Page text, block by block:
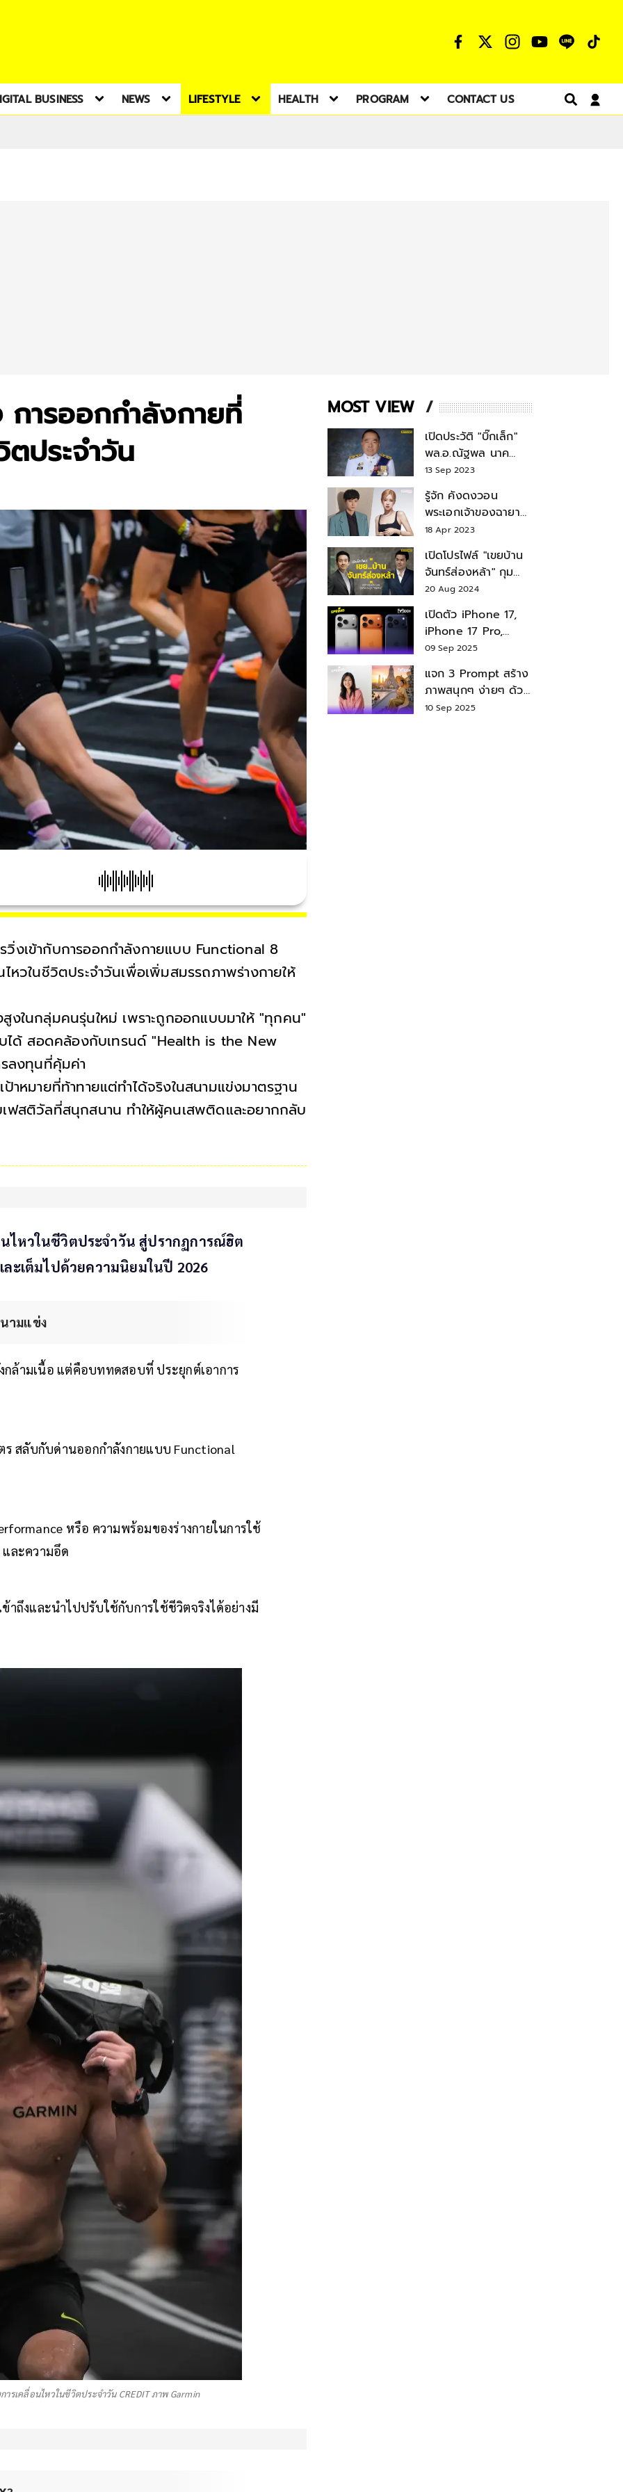
BUSINESS NEWS LIFESTYLE HEALTH PROGRAM CONTACT US
การออกกำลังกายที่
ประจำวัน
งเข้ากับการออกกำลังกายแบบ Functional 8
หวในชีวิตประจำวันเพื่อเพิ่มสมรรถภาพร่างกายให้
งในกลุ่มคนรุ่นใหม่ เพราะถูกออกแบบมาให้ "ทุกคน"
บได้ สอดคล้องกับเทรนด์ "Health is the New
ลงทุนที่คุ้มค่า
าหมายที่ท้าทายแต่ทำได้จริงในสนามแข่งมาตรฐาน
ฟสติวัลที่สนุกสนาน ทำให้ผู้คนเสพติดและอยากกลับ
นไหวในชีวิตประจำวัน สู่ปรากฏการณ์ฮิต
ละเต็มไปด้วยความนิยมในปี 2026
ามแข่ง
ล้ามเนื้อ แต่คือบททดสอบที่ ประยุกต์เอาการ
ร สลับกับด่านออกกำลังกายแบบ Functional
หรือ ความพร้อมของร่างกายในการใช้
และความอึด
ถึงและนำไปปรับใช้กับการใช้ชีวิตจริงได้อย่างมี
ารเคลื่อนไหวในชีวิตประจำวัน CREDIT ภาพ Garmin
MOST VIEW
เปิดประวัติ "บิ๊กเล็ก"
พล.อ.ณัฐพล นาค
พาณิชย์ จากเลขาฯ
สมช.-เลขาฯ
รมว.กลาโหม
13 Sep 2023
รู้จัก คังดงวอน
พระเอกเจ้าของฉายา
สมบัติแห่งชาติ หลังมี
18 Apr 2023
เปิดโปรไฟล์ "เขยบ้าน
จันทร์ส่องหล้า" กุม
บังเหียนธุรกิจตระกูล
"ชินวัตร"
20 Aug 2024
เปิดตัว iPhone 17,
iPhone 17 Pro,
iPhone 17 Air สเปค
09 Sep 2025
แจก 3 Prompt สร้าง
ภาพสนุกๆ ง่ายๆ ด้วย
Nano Banana ใน
10 Sep 2025